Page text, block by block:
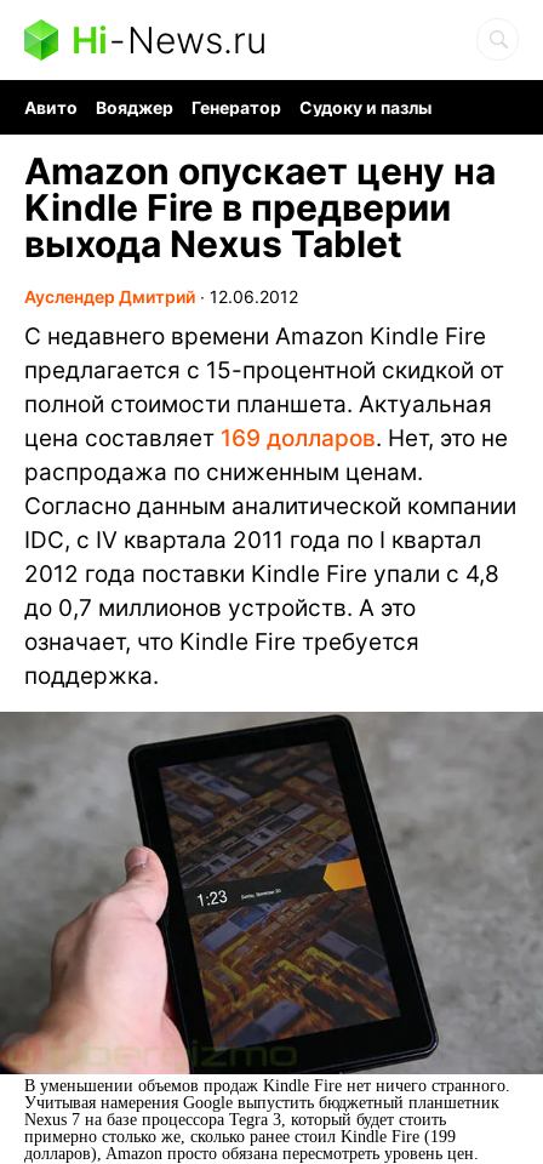
Hi-News.ru
Авито Вояджер Генератор
Судоку и пазлы
Amazon опускает цену на
Kindle Fire в предверии
выхода Nexus Tablet
Ауслендер Дмитрий ∙ 12.06.2012
С недавнего времени Amazon Kindle Fire
предлагается с 15-процентной скидкой от
полной стоимости планшета. Актуальная
цена составляет 169 долларов. Нет, это не
распродажа по сниженным ценам.
Согласно данным аналитической компании
IDC, с IV квартала 2011 года по I квартал
2012 года поставки Kindle Fire упали с 4,8
до 0,7 миллионов устройств. А это
означает, что Kindle Fire требуется
поддержка.
В уменьшении объемов продаж Kindle Fire нет ничего странного.
Учитывая намерения Google выпустить бюджетный планшетник
Nexus 7 на базе процессора Tegra 3, который будет стоить
примерно столько же, сколько ранее стоил Kindle Fire (199
долларов), Amazon просто обязана пересмотреть уровень цен.